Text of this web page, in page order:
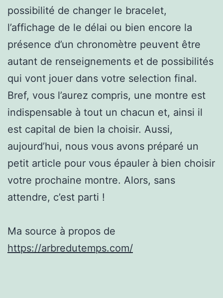
possibilité de changer le bracelet,
l’affichage de le délai ou bien encore la
présence d’un chronomètre peuvent être
autant de renseignements et de possibilités
qui vont jouer dans votre selection final.
Bref, vous l’aurez compris, une montre est
indispensable à tout un chacun et, ainsi il
est capital de bien la choisir. Aussi,
aujourd’hui, nous vous avons préparé un
petit article pour vous épauler à bien choisir
votre prochaine montre. Alors, sans
attendre, c’est parti !
Ma source à propos de
https://arbredutemps.com/